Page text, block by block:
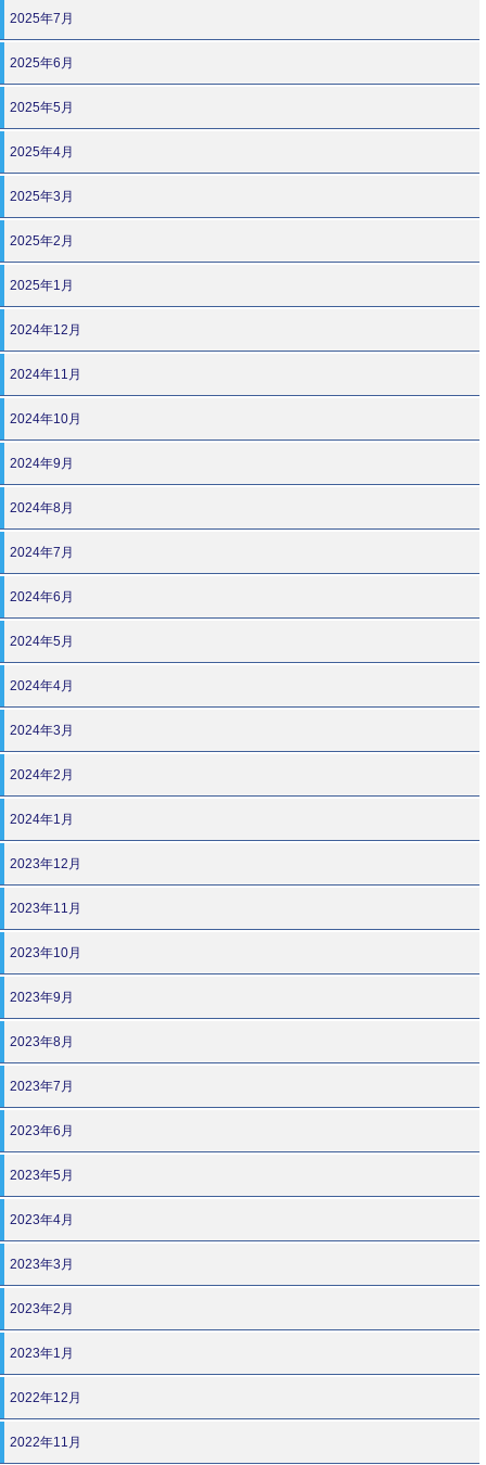
2025年7月
2025年6月
2025年5月
2025年4月
2025年3月
2025年2月
2025年1月
2024年12月
2024年11月
2024年10月
2024年9月
2024年8月
2024年7月
2024年6月
2024年5月
2024年4月
2024年3月
2024年2月
2024年1月
2023年12月
2023年11月
2023年10月
2023年9月
2023年8月
2023年7月
2023年6月
2023年5月
2023年4月
2023年3月
2023年2月
2023年1月
2022年12月
2022年11月